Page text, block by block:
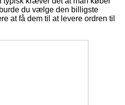
du vælge den billigste
at få dem til at levere ordren til